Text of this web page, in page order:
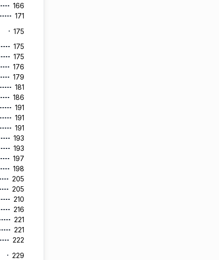
166
171
175
175
175
176
179
181
186
191
191
191
193
193
197
198
205
205
210
216
221
221
222
229